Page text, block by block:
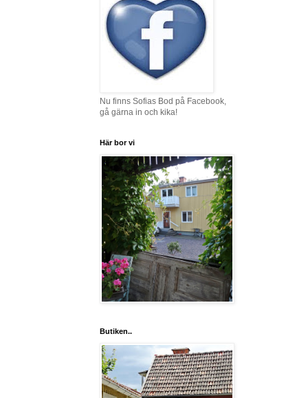
Nu finns Sofias Bod på Facebook,
gå gärna in och kika!
Här bor vi
Butiken..